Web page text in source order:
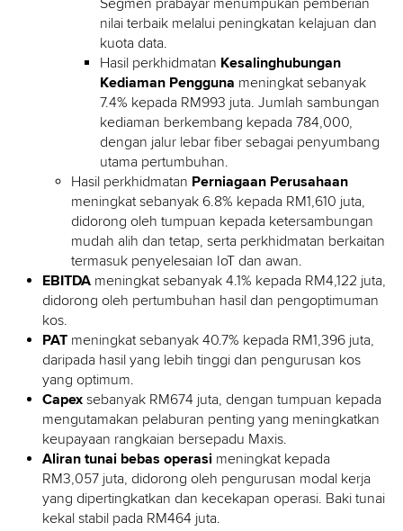
Segmen prabayar menumpukan pemberian
nilai terbaik melalui peningkatan kelajuan dan
kuota data.
Hasil perkhidmatan Kesalinghubungan
Kediaman Pengguna meningkat sebanyak
7.4% kepada RM993 juta. Jumlah sambungan
kediaman berkembang kepada 784,000,
dengan jalur lebar fiber sebagai penyumbang
utama pertumbuhan.
Hasil perkhidmatan Perniagaan Perusahaan
meningkat sebanyak 6.8% kepada RM1,610 juta,
didorong oleh tumpuan kepada ketersambungan
mudah alih dan tetap, serta perkhidmatan berkaitan
termasuk penyelesaian IoT dan awan.
EBITDA meningkat sebanyak 4.1% kepada RM4,122 juta,
didorong oleh pertumbuhan hasil dan pengoptimuman
kos.
PAT meningkat sebanyak 40.7% kepada RM1,396 juta,
daripada hasil yang lebih tinggi dan pengurusan kos
yang optimum.
Capex sebanyak RM674 juta, dengan tumpuan kepada
mengutamakan pelaburan penting yang meningkatkan
keupayaan rangkaian bersepadu Maxis.
Aliran tunai bebas operasi meningkat kepada
RM3,057 juta, didorong oleh pengurusan modal kerja
yang dipertingkatkan dan kecekapan operasi. Baki tunai
kekal stabil pada RM464 juta.